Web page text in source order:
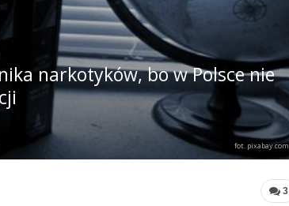
narkotyków, bo w Polsce nie
fot. pixabay.com
3